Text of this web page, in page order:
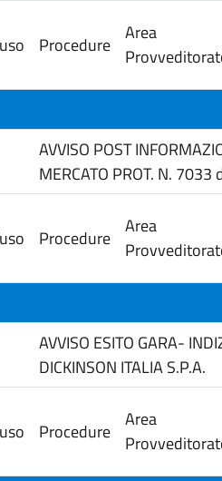
Procedure
Area
AVVISO POST
MERCATO PROT. N.
Procedure
Area
AVVISO ESITO GARA-
DICKINSON ITALIA S.P.A.
Procedure
Area